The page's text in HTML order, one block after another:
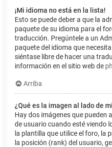
¡Mi idioma no está en la lista!
Esto se puede deber a que la
paquete de su idioma para el
traducción. Pregúntele a un
paquete del idioma que
siéntase libre de hacer una
información en el sitio web de
Arriba
¿Qué es la imagen al lado de
Hay dos imágenes que pueden
de usuario cuando esté viendo
la plantilla que utilice el foro, la
la posición (rank) del usuario,